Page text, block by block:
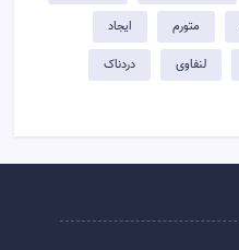
متورم ایجاد
لنفاوی دردناک